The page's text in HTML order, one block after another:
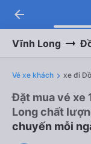
arrow_back
Vĩnh Long
Vé xe khách xe đi
Đặt mua vé xe
Long chất
chuyến mỗi